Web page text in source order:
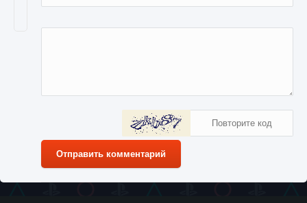
Отправить комментарий